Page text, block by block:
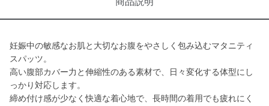
妊娠中の敏感なお肌と大切なお腹をやさしく包み込むマタニティ
スパッツ。
高い腹部カバー力と伸縮性のある素材で、日々変化する体型にし
っかり対応します。
締め付け感が少なく快適な着心地で、長時間の着用でも疲れにく